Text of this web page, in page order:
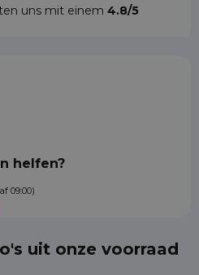
uns mit einem 4.8/5
helfen?
09:00)
uit onze voorraad